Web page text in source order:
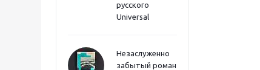
русского
Universal
Незаслуженно
забытый роман